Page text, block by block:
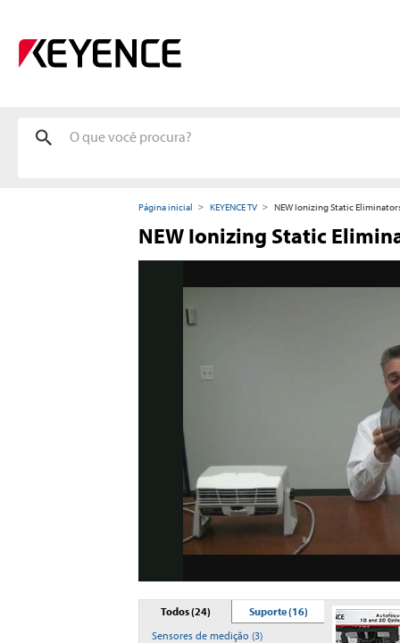
Página inicial KEYENCE TV NEW Ionizing Static Eliminators
NEW Ionizing Static
Todos (24)
Suporte (16)
Sensores de medição (3)